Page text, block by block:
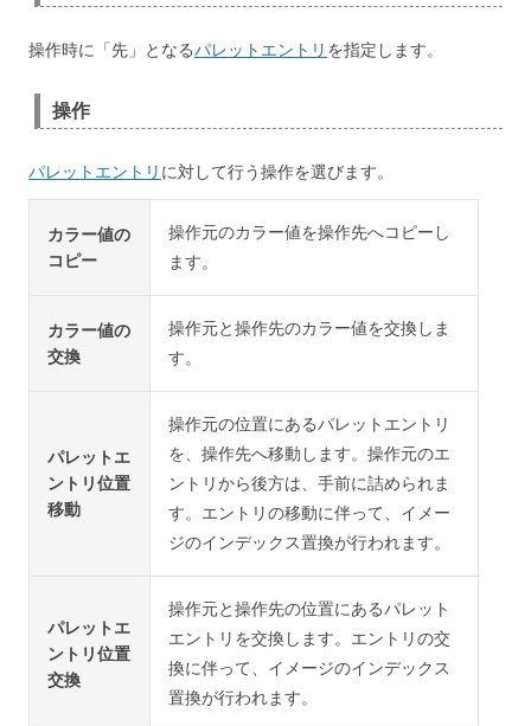
操作時に「先」となるパレットエントリ を指定します。
操作
パレットエントリ に対して行う操作を選びます。
カラー値の
コピー
操作元のカラー値を操作先へコピーし
ます。
カラー値の
交換
操作元と操作先のカラー値を交換しま
す。
パレットエ
ントリ位置
移動
操作元の位置にあるパレットエントリ
を、操作先へ移動します。操作元のエ
ントリから後方は、手前に詰められま
す。エントリの移動に伴って、イメー
ジのインデックス置換が行われます。
パレットエ
ントリ位置
交換
操作元と操作先の位置にあるパレット
エントリを交換します。エントリの交
換に伴って、イメージのインデックス
置換が行われます。